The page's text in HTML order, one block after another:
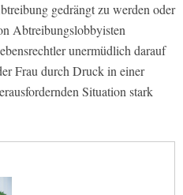
gedrängt zu werden oder
Abtreibungslobbyisten
unermüdlich darauf
Frau durch Druck in einer
Situation stark